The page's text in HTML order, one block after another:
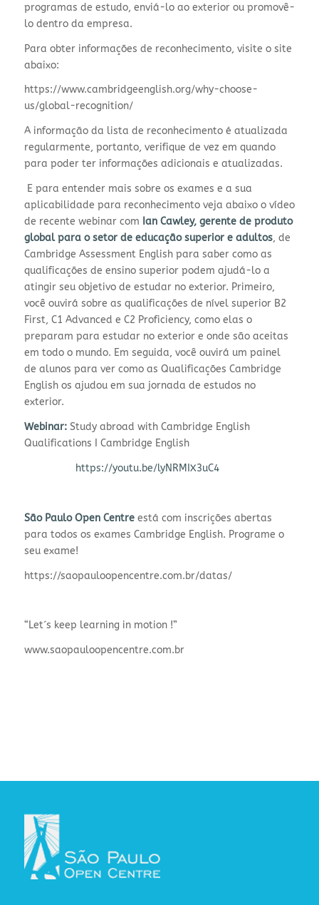
programas de estudo, enviá-lo ao exterior ou promovê-
lo dentro da empresa.
Para obter informações de reconhecimento, visite o site
abaixo:
https://www.cambridgeenglish.org/why-choose-
us/global-recognition/
A informação da lista de reconhecimento é atualizada
regularmente, portanto, verifique de vez em quando
para poder ter informações adicionais e atualizadas.
E para entender mais sobre os exames e a sua
aplicabilidade para reconhecimento veja abaixo o vídeo
de recente webinar com Ian Cawley, gerente de produto
global para o setor de educação superior e adultos, de
Cambridge Assessment English para saber como as
qualificações de ensino superior podem ajudá-lo a
atingir seu objetivo de estudar no exterior. Primeiro,
você ouvirá sobre as qualificações de nível superior B2
First, C1 Advanced e C2 Proficiency, como elas o
preparam para estudar no exterior e onde são aceitas
em todo o mundo. Em seguida, você ouvirá um painel
de alunos para ver como as Qualificações Cambridge
English os ajudou em sua jornada de estudos no
exterior.
Webinar:Study abroad with Cambridge English
Qualifications I Cambridge English
https://youtu.be/lyNRMIX3uC4
São Paulo Open Centreestá com inscrições abertas
para todos os exames Cambridge English. Programe o
seu exame!
https://saopauloopencentre.com.br/datas/
“Let´s keep learning in motion !”
www.saopauloopencentre.com.br